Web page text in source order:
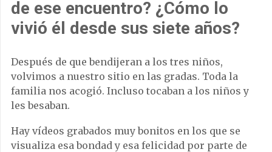
de ese encuentro? ¿Cómo lo
vivió él desde sus siete años?
Después de que bendijeran a los tres niños,
volvimos a nuestro sitio en las gradas. Toda la
familia nos acogió. Incluso tocaban a los niños y
les besaban.
Hay vídeos grabados muy bonitos en los que se
visualiza esa bondad y esa felicidad por parte de